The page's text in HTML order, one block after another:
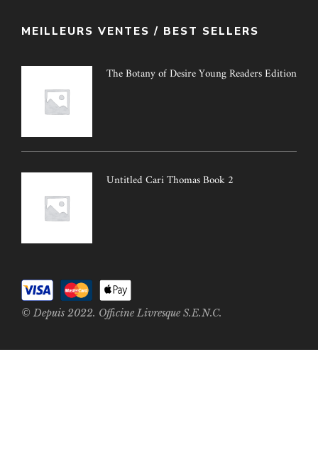
MEILLEURS VENTES / BEST SELLERS
The Botany of Desire Young Readers Edition
Untitled Cari Thomas Book 2
© Depuis 2022. Officine Livresque S.E.N.C.